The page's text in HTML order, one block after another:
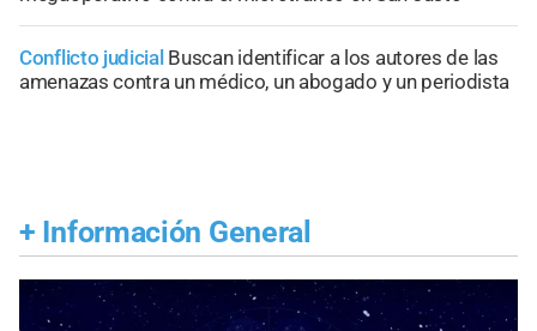
Conflicto judicial Buscan identificar a los autores de las
amenazas contra un médico, un abogado y un periodista
+ Información General